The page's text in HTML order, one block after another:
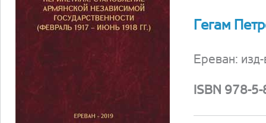
Гегам
Ереван:
ISBN 978-